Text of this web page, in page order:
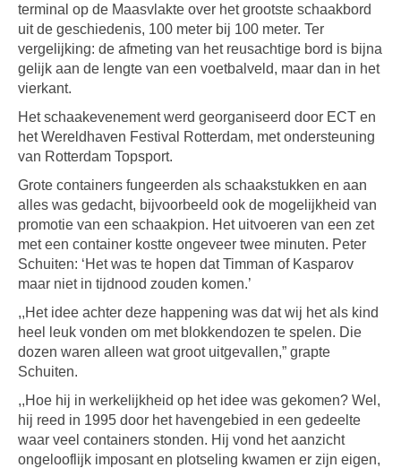
terminal op de Maasvlakte over het grootste schaakbord
uit de geschiedenis, 100 meter bij 100 meter. Ter
vergelijking: de afmeting van het reusachtige bord is bijna
gelijk aan de lengte van een voetbalveld, maar dan in het
vierkant.
Het schaakevenement werd georganiseerd door ECT en
het Wereldhaven Festival Rotterdam, met ondersteuning
van Rotterdam Topsport.
Grote containers fungeerden als schaakstukken en aan
alles was gedacht, bijvoorbeeld ook de mogelijkheid van
promotie van een schaakpion. Het uitvoeren van een zet
met een container kostte ongeveer twee minuten. Peter
Schuiten: ‘Het was te hopen dat Timman of Kasparov
maar niet in tijdnood zouden komen.’
,,Het idee achter deze happening was dat wij het als kind
heel leuk vonden om met blokkendozen te spelen. Die
dozen waren alleen wat groot uitgevallen,” grapte
Schuiten.
,,Hoe hij in werkelijkheid op het idee was gekomen? Wel,
hij reed in 1995 door het havengebied in een gedeelte
waar veel containers stonden. Hij vond het aanzicht
ongelooflijk imposant en plotseling kwamen er zijn eigen,